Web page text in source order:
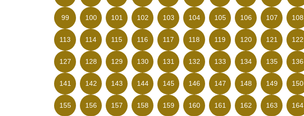
99 100 101 102 103 104 105 106 107 108
113 114 115 116 117 118 119 120 121 122
127 128 129 130 131 132 133 134 135 136
141 142 143 144 145 146 147 148 149 150
155 156 157 158 159 160 161 162 163 164